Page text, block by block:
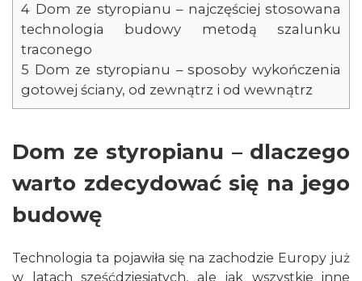
4 Dom ze styropianu – najczęściej stosowana
technologia budowy metodą szalunku
traconego
5 Dom ze styropianu – sposoby wykończenia
gotowej ściany, od zewnątrz i od wewnątrz
Dom ze styropianu – dlaczego
warto zdecydować się na jego
budowę
Technologia ta pojawiła się na zachodzie Europy już
w latach sześćdziesiątych, ale jak wszystkie inne